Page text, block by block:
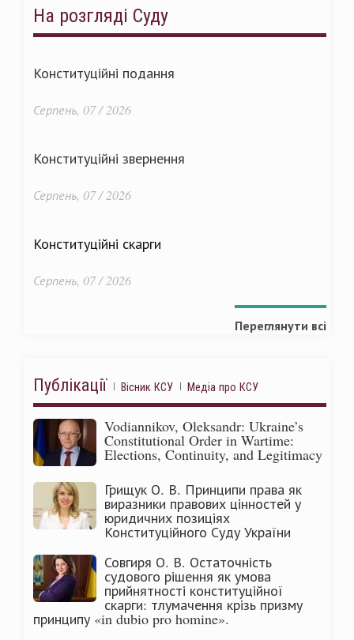
На розгляді Суду
Конституційні подання
Серпень, 07 / 2026
Конституційні звернення
Серпень, 07 / 2026
Конституційні скарги
Серпень, 07 / 2026
Переглянути всі
Публікації Вісник КСУ Медіа про КСУ
Vodiannikov, Oleksandr: Ukraine’s
Constitutional Order in Wartime:
Elections, Continuity, and Legitimacy
Грищук О. В. Принципи права як
виразники правових цінностей у
юридичних позиціях
Конституційного Суду України
Совгиря О. В. Остаточність
судового рішення як умова
прийнятності конституційної
скарги: тлумачення крізь призму
принципу «in dubio pro homine».